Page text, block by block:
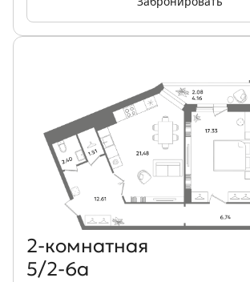
Забронировать
Объект месяца
2‑комнатная
5/2-6а